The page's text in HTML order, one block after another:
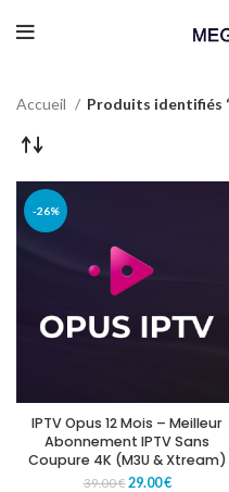
Accueil Produits identifiés
-26%
IPTV Opus 12 Mois – Meilleur
Abonnement IPTV Sans
Coupure 4K (M3U & Xtream)
39.00€29.00€